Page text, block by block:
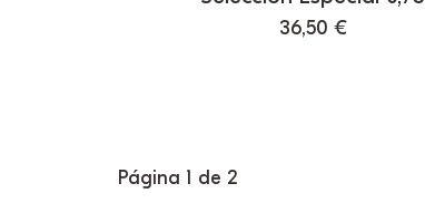
36,50 €
Página 1 de 2